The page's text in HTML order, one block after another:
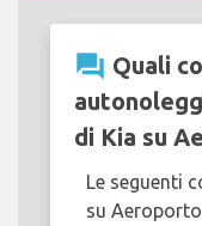
question_answer Quali
di Kia su
Le seguenti
su